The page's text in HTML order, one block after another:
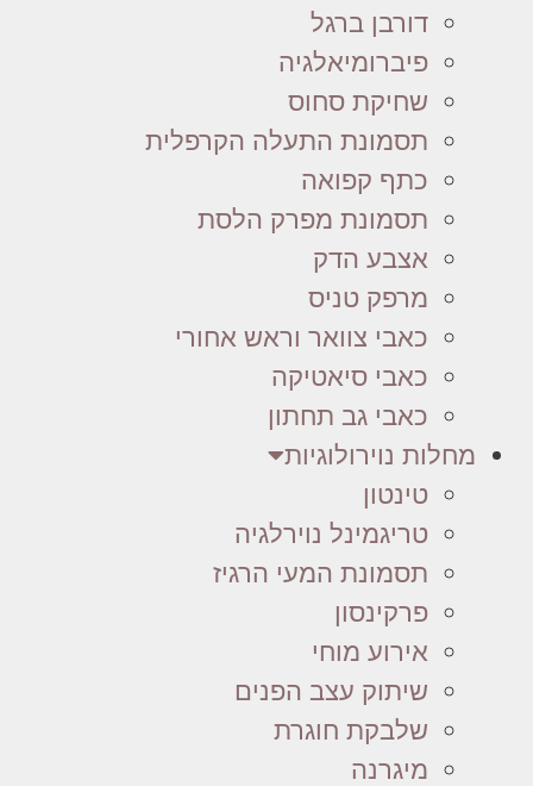
דורבן ברגל
פיברומיאלגיה
שחיקת סחוס
תסמונת התעלה הקרפלית
כתף קפואה
תסמונת מפרק הלסת
אצבע הדק
מרפק טניס
כאבי צוואר וראש אחורי
כאבי סיאטיקה
כאבי גב תחתון
מחלות נוירולוגיות
טינטון
טריגמינל נוירלגיה
תסמונת המעי הרגיז
פרקינסון
אירוע מוחי
שיתוק עצב הפנים
שלבקת חוגרת
מיגרנה